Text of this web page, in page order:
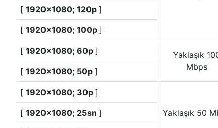
[ 1920×1080; 120p ]
[ 1920×1080; 100p ]
[ 1920×1080; 60p ]
Yaklaşık
Mbps
[ 1920×1080; 50p ]
[ 1920×1080; 30p ]
Yaklaşık 50
[ 1920×1080; 25sn ]